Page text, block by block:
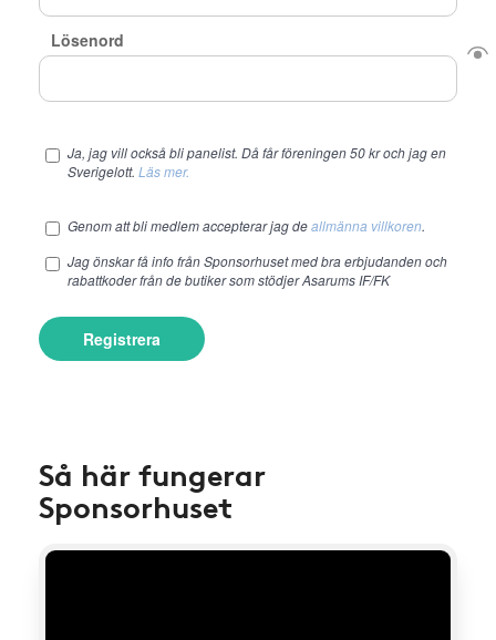
Lösenord
Ja, jag vill också bli panelist. Då får föreningen 50 kr och jag en
Sverigelott. Läs mer.
Genom att bli medlem accepterar jag deallmänna villkoren.
Jag önskar få info från Sponsorhuset med bra erbjudanden och
rabattkoder från de butiker som stödjer Asarums IF/FK
Registrera
Så här fungerar
Sponsorhuset